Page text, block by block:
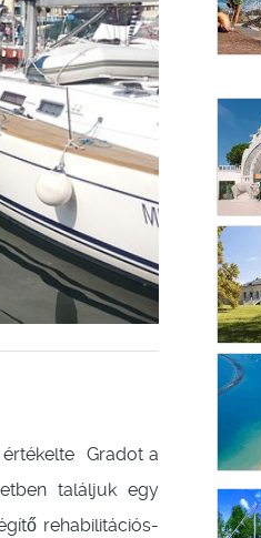
Gradot a
találjuk egy
rehabilitációs-